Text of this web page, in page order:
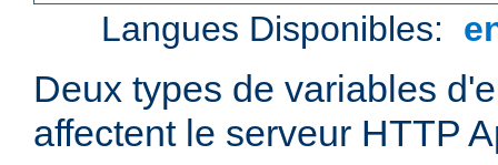
Langues Disponibles:
Deux types de variables
affectent le serveur HTTP